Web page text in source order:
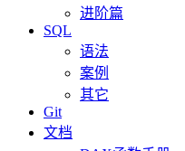
进阶篇
SQL
语法
案例
其它
Git
文档